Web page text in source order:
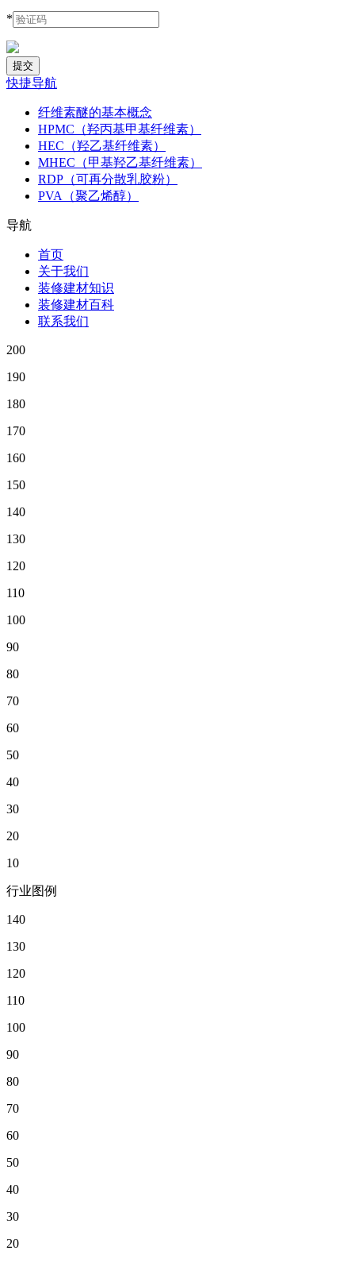
*
快捷导航
纤维素醚的基本概念
HPMC（羟丙基甲基纤维素）
HEC（羟乙基纤维素）
MHEC（甲基羟乙基纤维素）
RDP（可再分散乳胶粉）
PVA（聚乙烯醇）
导航
首页
关于我们
装修建材知识
装修建材百科
联系我们
200
190
180
170
160
150
140
130
120
110
100
90
80
70
60
50
40
30
20
10
行业图例
140
130
120
110
100
90
80
70
60
50
40
30
20